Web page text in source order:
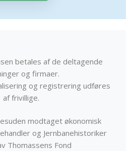
betales af de deltagende
og firmaer.
og registrering udføres
af frivillige.
modtaget økonomisk
og Jernbanehistoriker
Thomassens Fond